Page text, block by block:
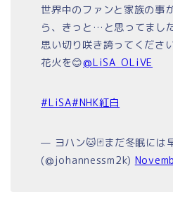
世界中のファンと家族の事
ら、きっと…と思ってました
思い切り咲き誇ってくださ
花火を😊@LiSA_OLiVE
#LiSA#NHK紅白
— ヨハン🐱🃏まだ冬眠には
(@johannessm2k)